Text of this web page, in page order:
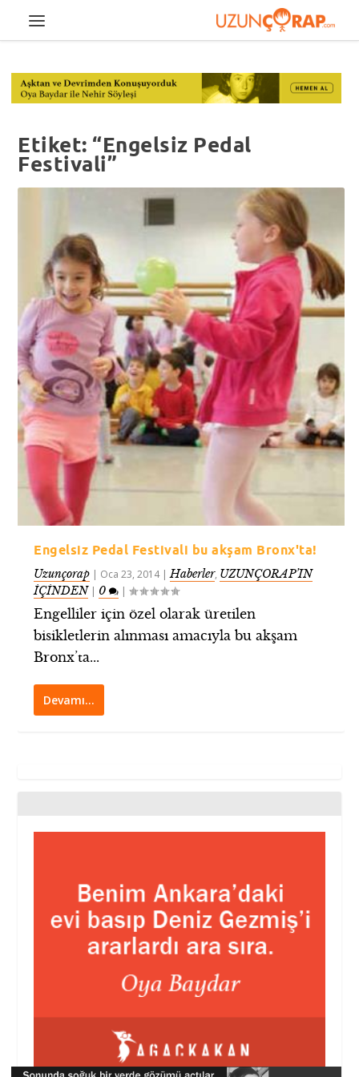
Etiket: “Engelsiz Pedal
Festivali”
Engelsiz Pedal Festivali bu akşam Bronx'ta!
Uzunçorap | Oca 23, 2014|Haberler, UZUNÇORAP’IN
İÇİNDEN| 0 |
Engelliler için özel olarak üretilen
bisikletlerin alınması amacıyla bu akşam
Bronx’ta...
Devamı…